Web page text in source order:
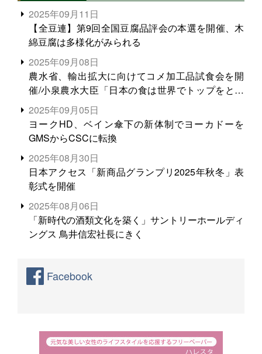
2025年09月11日
【全豆連】第9回全国豆腐品評会の本選を開催、木
綿豆腐は多様化がみられる
2025年09月08日
農水省、輸出拡大に向けてコメ加工品試食会を開
催/小泉農水大臣「日本の食は世界でトップをとれ
る。米増産に向けて、米輸出需要の拡大を」
2025年09月05日
ヨークHD、ベイン傘下の新体制でヨーカドーを
GMSからCSCに転換
2025年08月30日
日本アクセス「新商品グランプリ2025年秋冬」表
彰式を開催
2025年08月06日
「新時代の酒類文化を築く」サントリーホールディ
ングス 鳥井信宏社長にきく
Facebook